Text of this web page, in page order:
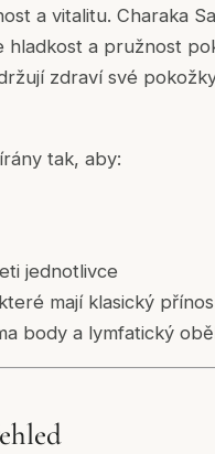
a vitalitu. Charaka
a pružnost
zdraví své
tak, aby:
jednotlivce
mají klasický
body a lymfatický